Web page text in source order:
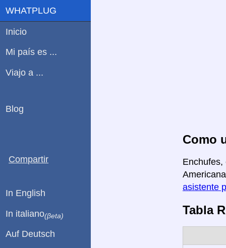
Como
Enchufes,
asistente
Tabla
WHATPLUG
Inicio
Mi país es ...
Viajo a ...
Blog
Compartir
In English
In italiano(βeta)
Auf Deutsch